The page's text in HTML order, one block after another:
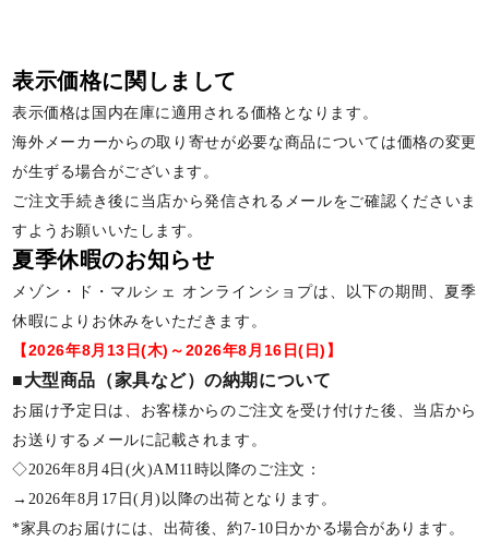
表示価格に関しまして
表示価格は国内在庫に適用される価格となります。
海外メーカーからの取り寄せが必要な商品については価格の変更
が生ずる場合がございます。
ご注文手続き後に当店から発信されるメールをご確認くださいま
すようお願いいたします。
夏季休暇のお知らせ
メゾン・ド・マルシェ オンラインショプは、以下の期間、夏季
休暇によりお休みをいただきます。
【2026年8月13日(木)～2026年8月16日(日)】
■大型商品（家具など）の納期について
お届け予定日は、お客様からのご注文を受け付けた後、当店から
お送りするメールに記載されます。
◇2026年8月4日(火)AM11時以降のご注文：
→2026年8月17日(月)以降の出荷となります。
*家具のお届けには、出荷後、約7-10日かかる場合があります。